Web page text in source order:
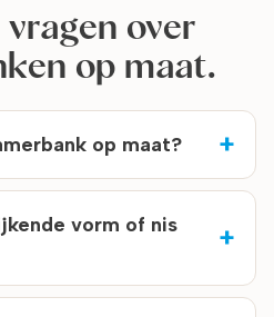
over
op maat.
op maat?
vorm of nis